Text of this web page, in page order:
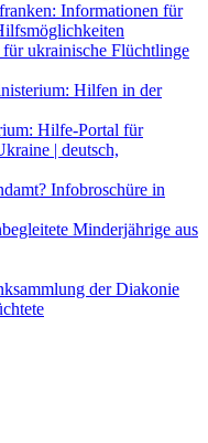
Informationen für
ukrainische Flüchtlinge
Hilfen in der
Hilfe-Portal für
| deutsch,
Infobroschüre in
Minderjährige aus
der Diakonie